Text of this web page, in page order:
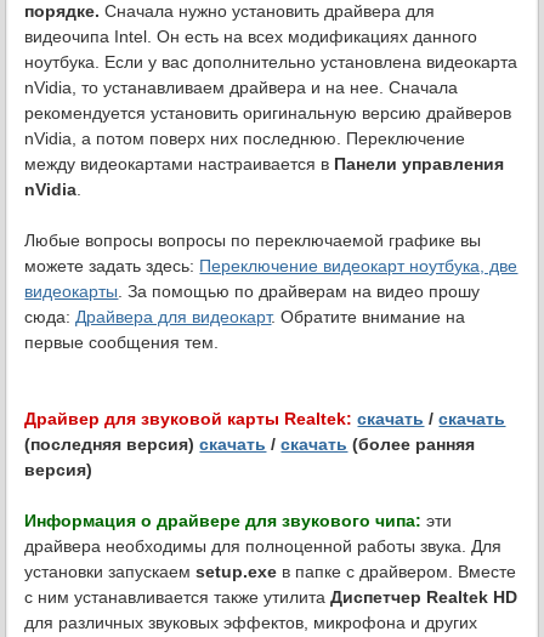
порядке. Сначала нужно установить драйвера для
видеочипа Intel. Он есть на всех модификациях данного
ноутбука. Если у вас дополнительно установлена видеокарта
nVidia, то устанавливаем драйвера и на нее. Сначала
рекомендуется установить оригинальную версию драйверов
nVidia, а потом поверх них последнюю. Переключение
между видеокартами настраивается в Панели управления
nVidia
Любые вопросы вопросы по переключаемой графике вы
можете задать здесь: Переключение видеокарт ноутбука, две
видеокарты . За помощью по драйверам на видео прошу
сюда: Драйвера для видеокарт. Обратите внимание на
первые сообщения тем.
Драйвер для звуковой карты Realtek: скачать /скачать
(последняя версия)скачать /скачать (более ранняя
версия)
Информация о драйвере для звукового чипа: эти
драйвера необходимы для полноценной работы звука. Для
установки запускаемsetup.exe в папке с драйвером. Вместе
с ним устанавливается также утилитаДиспетчер Realtek HD
для различных звуковых эффектов, микрофона и других